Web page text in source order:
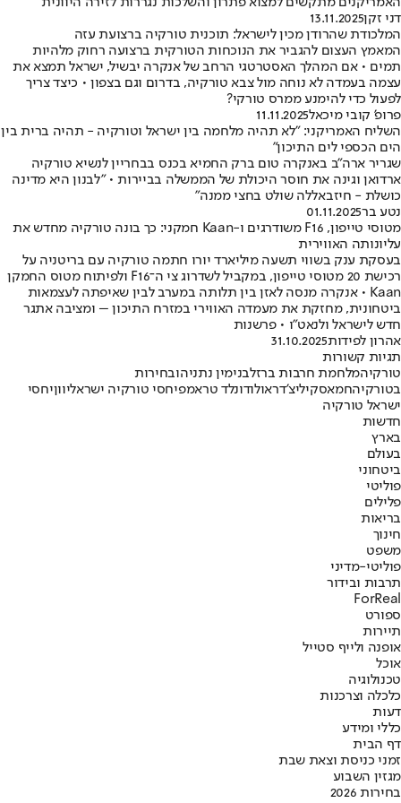
דני זקן13.11.2025
המלכודת שהרודן מכין לישראל: תוכנית טורקיה ברצועת עזה
המאמץ העצום להגביר את הנוכחות הטורקית ברצועה רחוק מלהיות
תמים • אם המהלך האסטרטגי הרחב של אנקרה יבשיל, ישראל תמצא את
עצמה בעמדה לא נוחה מול צבא טורקיה, בדרום וגם בצפון • כיצד צריך
לפעול כדי להימנע ממרס טורקי?
פרופ' קובי מיכאל11.11.2025
השליח האמריקני: "לא תהיה מלחמה בין ישראל וטורקיה - תהיה ברית בין
הים הכספי לים התיכון"
שגריר ארה"ב באנקרה טום ברק החמיא בכנס בבחריין לנשיא טורקיה
ארדואן וגינה את חוסר היכולת של הממשלה בביירות • "לבנון היא מדינה
כושלת - חיזבאללה שולט בחצי ממנה"
נטע בר01.11.2025
מטוסי טייפון, F16 משודרגים ו-Kaan חמקני: כך בונה טורקיה מחדש את
עליונותה האווירית
בעסקת ענק בשווי תשעה מיליארד יורו חתמה טורקיה עם בריטניה על
רכישת 20 מטוסי טייפון, במקביל לשדרוג צי ה־F16 ולפיתוח מטוס החמקן
Kaan • אנקרה מנסה לאזן בין תלותה במערב לבין שאיפתה לעצמאות
ביטחונית, מחזקת את מעמדה האווירי במזרח התיכון – ומציבה אתגר
חדש לישראל ולנאט״ו • פרשנות
אהרון לפידות31.10.2025
תגיות קשורות
טורקיהמלחמת חרבות ברזלבנימין נתניהובחירות
בטורקיהחמאסקיליצ'דראולודונלד טראמפיחסי טורקיה ישראליווןיחסי
ישראל טורקיה
חדשות
בארץ
בעולם
ביטחוני
פוליטי
פלילים
בריאות
חינוך
משפט
פוליטי-מדיני
תרבות ובידור
ForReal
ספורט
תיירות
אופנה ולייף סטייל
אוכל
טכנולוגיה
כלכלה וצרכנות
דעות
כללי ומידע
דף הבית
זמני כניסת וצאת שבת
מגזין השבוע
בחירות 2026